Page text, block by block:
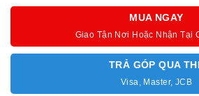
MUA NGAY
Giao Tận Nơi Hoặc Nhận Tại
TRẢ GÓP QUA
Visa, Master, JCB